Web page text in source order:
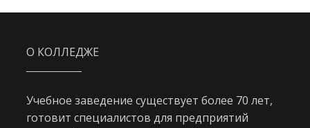
О КОЛЛЕДЖЕ
Учебное заведение существует более 70 лет,
готовит специалистов для предприятий